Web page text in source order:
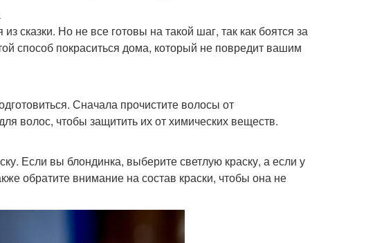
сказки. Но не все готовы на такой шаг, так как боятся за
способ покраситься дома, который не повредит вашим
Сначала прочистите волосы от
волос, чтобы защитить их от химических веществ.
Если вы блондинка, выберите светлую краску, а если у
обратите внимание на состав краски, чтобы она не